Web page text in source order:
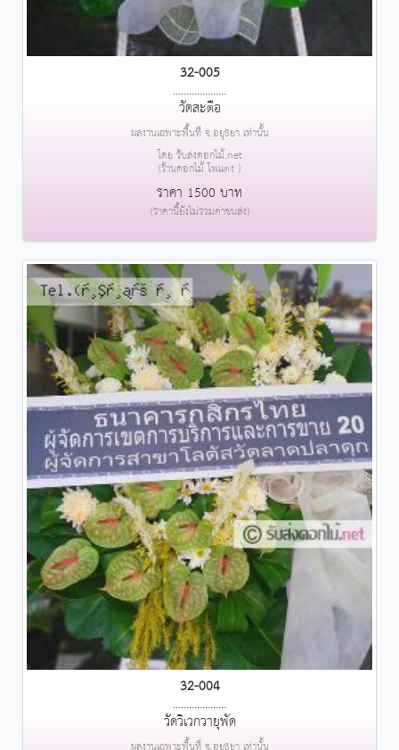
32-005
....................
วัดสะตือ
ผลงานเฉพาะพื้นที่ จ.อยุธยา เท่านั้น
โดย รับส่งดอกไม้.net
(ร้านดอกไม้ โพแตง )
ราคา 1500 บาท
(ราคานี้ยังไม่รวมค่าขนส่ง)
32-004
....................
วัดวิเวกวายุพัด